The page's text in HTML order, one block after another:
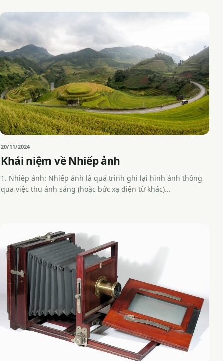
20/11/2024
Khái niệm về Nhiếp ảnh
1. Nhiếp ảnh: Nhiếp ảnh là quá trình ghi lại hình ảnh thông
qua việc thu ánh sáng (hoặc bức xạ điện từ khác)…